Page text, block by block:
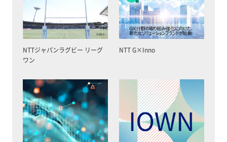
NTTジャパンラグビー リーグ
ワン
NTT G×Inno